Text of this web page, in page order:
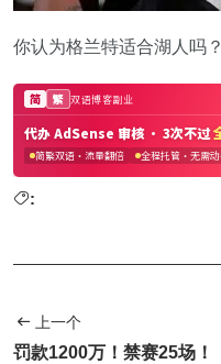
你认为格兰特适合湖人吗？
:
上一个
罚款1200万！禁赛25场！